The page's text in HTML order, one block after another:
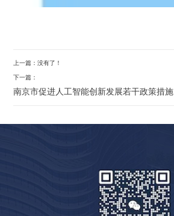
上一篇：没有了！
下一篇：
南京市促进人工智能创新发展若干政策措施